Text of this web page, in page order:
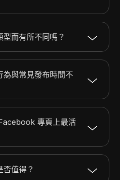
而有所不同嗎？
為與常見發布時間不
專頁上最活
值得？